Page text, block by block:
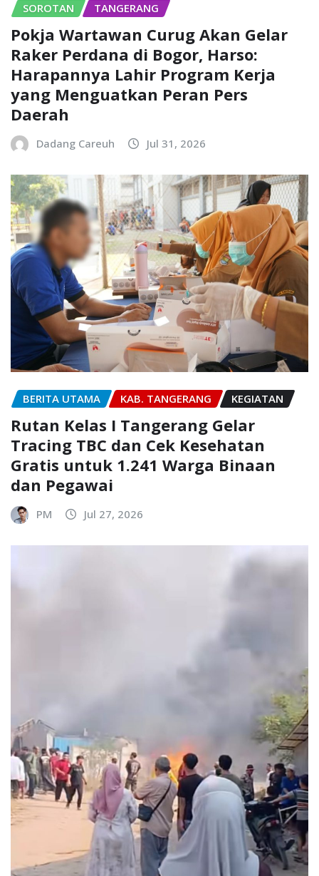
SOROTAN
TANGERANG
Pokja Wartawan Curug Akan Gelar
Raker Perdana di Bogor, Harso:
Harapannya Lahir Program Kerja
yang Menguatkan Peran Pers
Daerah
Dadang Careuh Jul 31, 2026
BERITA UTAMA KAB. TANGERANG KEGIATAN
Rutan Kelas I Tangerang Gelar
Tracing TBC dan Cek Kesehatan
Gratis untuk 1.241 Warga Binaan
dan Pegawai
PM Jul 27, 2026